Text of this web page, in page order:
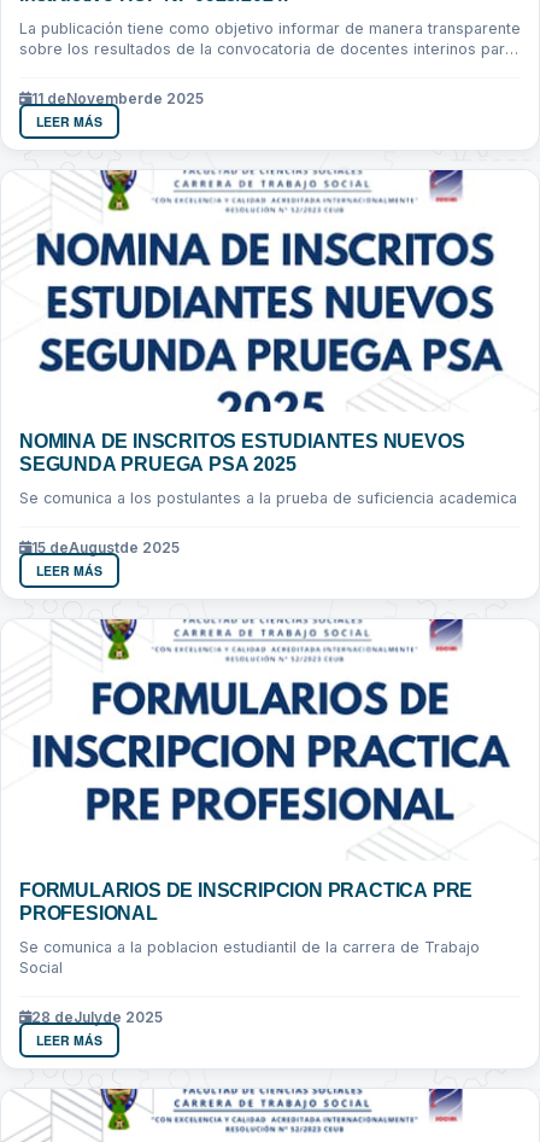
La publicación tiene como objetivo informar de manera transparente
sobre los resultados de la convocatoria de docentes interinos para
11 deNovemberde 2025
LEER MÁS
NOMINA DE INSCRITOS ESTUDIANTES NUEVOS
SEGUNDA PRUEGA PSA 2025
Se comunica a los postulantes a la prueba de suficiencia academica
15 deAugustde 2025
LEER MÁS
FORMULARIOS DE INSCRIPCION PRACTICA PRE
PROFESIONAL
Se comunica a la poblacion estudiantil de la carrera de Trabajo
Social
28 deJulyde 2025
LEER MÁS